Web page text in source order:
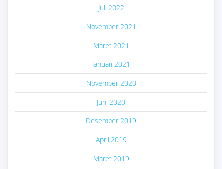
Juli 2022
November 2021
Maret 2021
Januari 2021
November 2020
Juni 2020
Desember 2019
April 2019
Maret 2019